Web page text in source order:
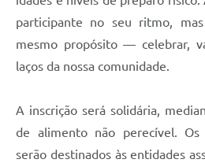
participante no seu ritmo,
mesmo propósito — celebrar,
laços da nossa comunidade.
A inscrição será solidária,
de alimento não perecível. Os
serão destinados às entidades